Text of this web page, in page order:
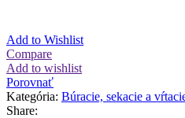
Add to Wishlist
Compare
Add to wishlist
Porovnať
Kategória: Búracie, sekacie a
Share: